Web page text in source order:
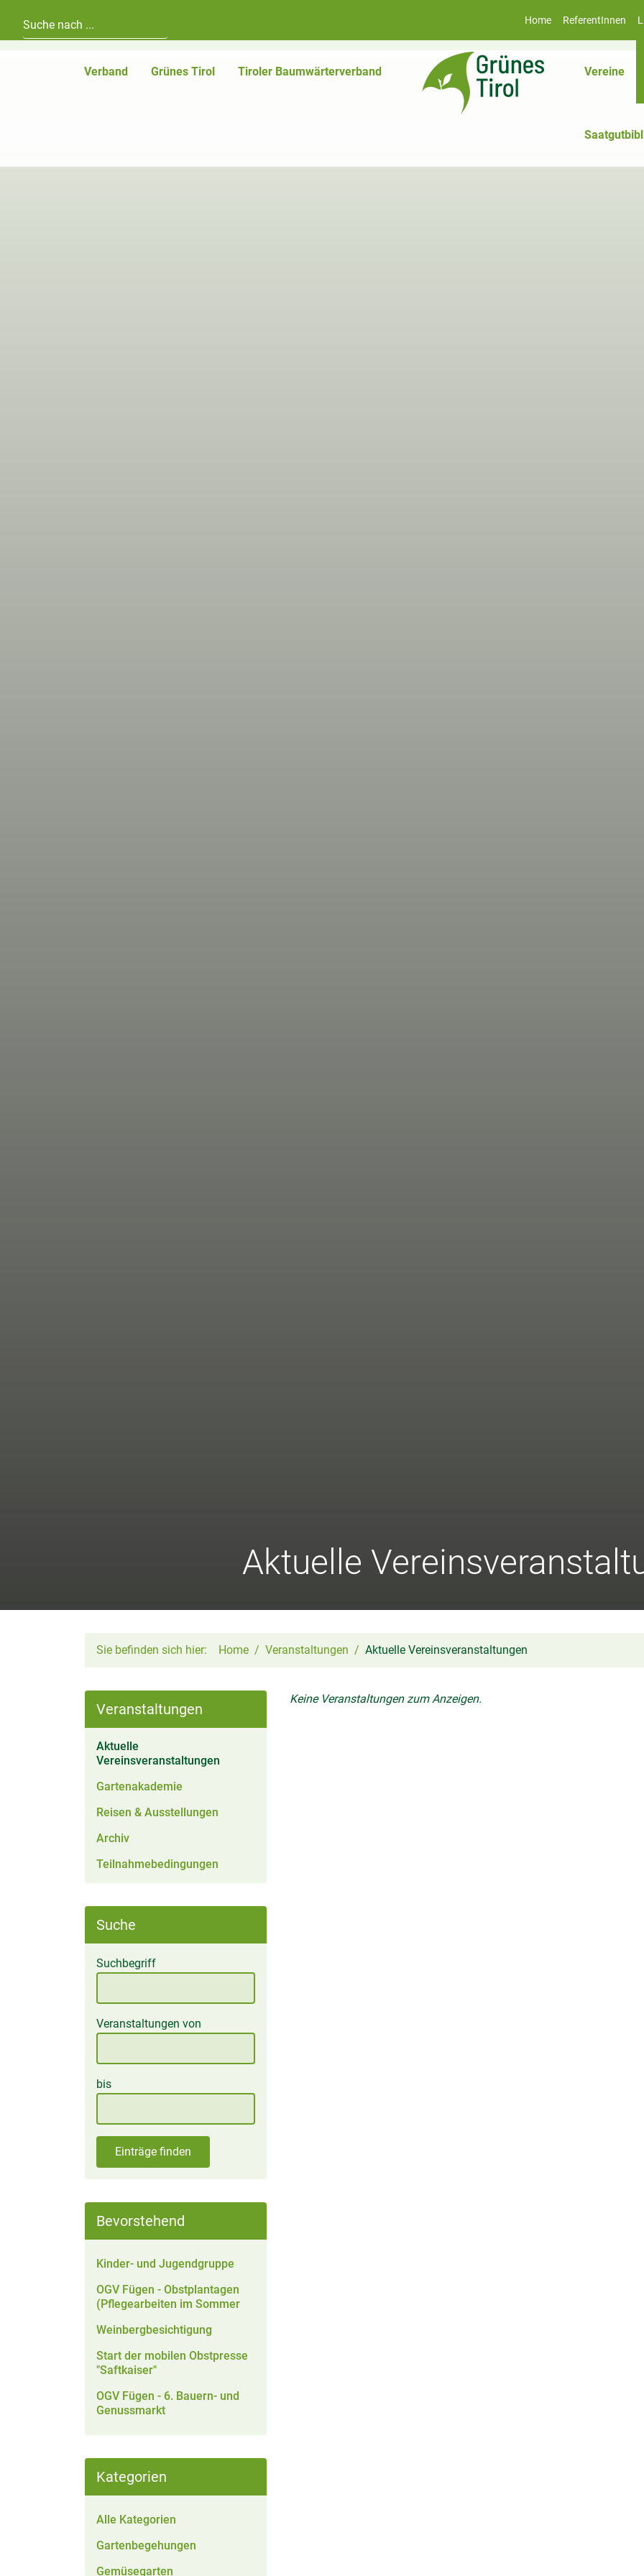
Home ReferentInnen
Verband Grünes Tirol Tiroler Baumwärterverband Vereine
Aktuelle
Sie befinden sich hier: Home Veranstaltungen Aktuelle Vereinsveranstaltungen
Veranstaltungen
Aktuelle
Vereinsveranstaltungen
Gartenakademie
Reisen & Ausstellungen
Archiv
Teilnahmebedingungen
Suche
Suchbegriff
Veranstaltungen von
bis
Einträge finden
Bevorstehend
Kinder- und Jugendgruppe
OGV Fügen - Obstplantagen
(Pflegearbeiten im Sommer
Weinbergbesichtigung
Start der mobilen Obstpresse
"Saftkaiser"
OGV Fügen - 6. Bauern- und
Genussmarkt
Kategorien
Alle Kategorien
Gartenbegehungen
Gemüsegarten
Keine Veranstaltungen zum Anzeigen.